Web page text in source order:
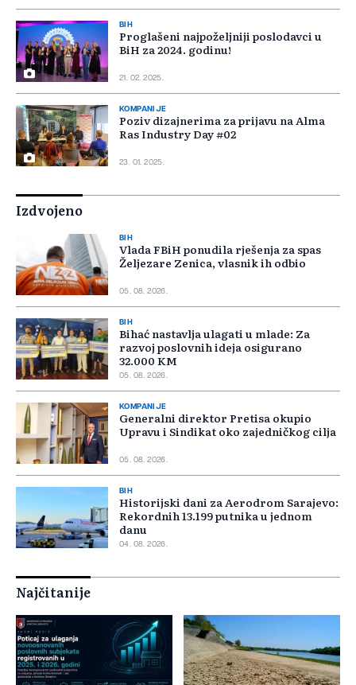
BIH
Proglašeni najpoželjniji poslodavci u
BiH za 2024. godinu!
21. 02. 2025.
KOMPANIJE
Poziv dizajnerima za prijavu na Alma
Ras Industry Day #02
23. 01. 2025.
Izdvojeno
BIH
Vlada FBiH ponudila rješenja za spas
Željezare Zenica, vlasnik ih odbio
05. 08. 2026.
BIH
Bihać nastavlja ulagati u mlade: Za
razvoj poslovnih ideja osigurano
32.000 KM
05. 08. 2026.
KOMPANIJE
Generalni direktor Pretisa okupio
Upravu i Sindikat oko zajedničkog cilja
05. 08. 2026.
BIH
Historijski dani za Aerodrom Sarajevo:
Rekordnih 13.199 putnika u jednom
danu
04. 08. 2026.
Najčitanije